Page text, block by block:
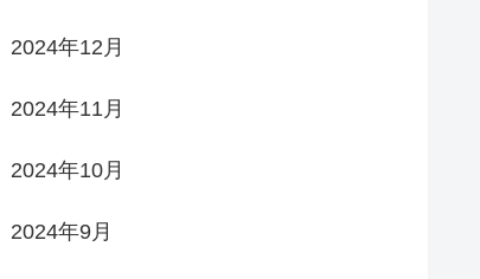
2024年12月
2024年11月
2024年10月
2024年9月